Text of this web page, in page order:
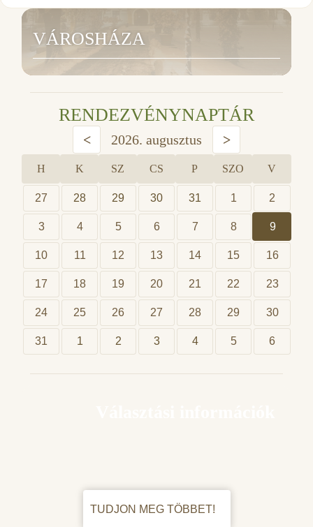
VÁROSHÁZA
RENDEZVÉNYNAPTÁR
< 2026. augusztus >
H K SZ CS P SZO V
27 28 29 30 31 1 2
3 4 5 6 7 8 9
10 11 12 13 14 15 16
17 18 19 20 21 22 23
24 25 26 27 28 29 30
31 1 2 3 4 5 6
TUDJON MEG TÖBBET!